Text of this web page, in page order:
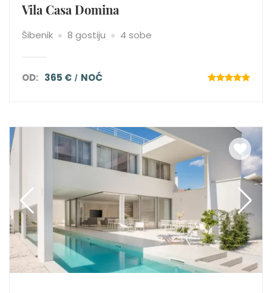
Vila Casa Domina
Šibenik 8 gostiju 4 sobe
OD: 365 € NOĆ